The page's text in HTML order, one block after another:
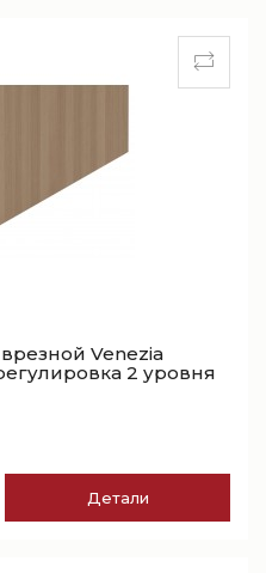
Venezia
2 уровня
Детали